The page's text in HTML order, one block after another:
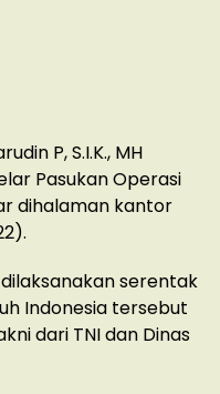
P, S.I.K., MH
Pasukan Operasi
dihalaman kantor
serentak
Indonesia tersebut
dari TNI dan Dinas